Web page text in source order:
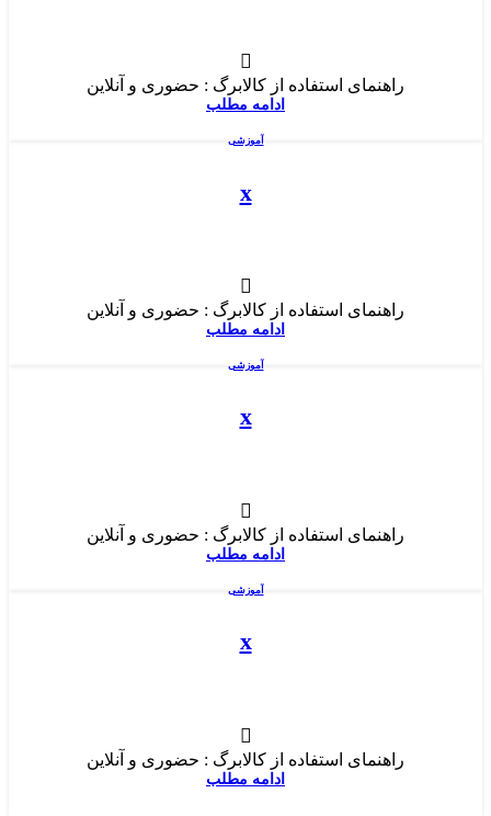
راهنمای استفاده از کالابرگ : حضوری و آنلاین
ادامه مطلب
آموزشی
x
راهنمای استفاده از کالابرگ : حضوری و آنلاین
ادامه مطلب
آموزشی
x
راهنمای استفاده از کالابرگ : حضوری و آنلاین
ادامه مطلب
آموزشی
x
راهنمای استفاده از کالابرگ : حضوری و آنلاین
ادامه مطلب